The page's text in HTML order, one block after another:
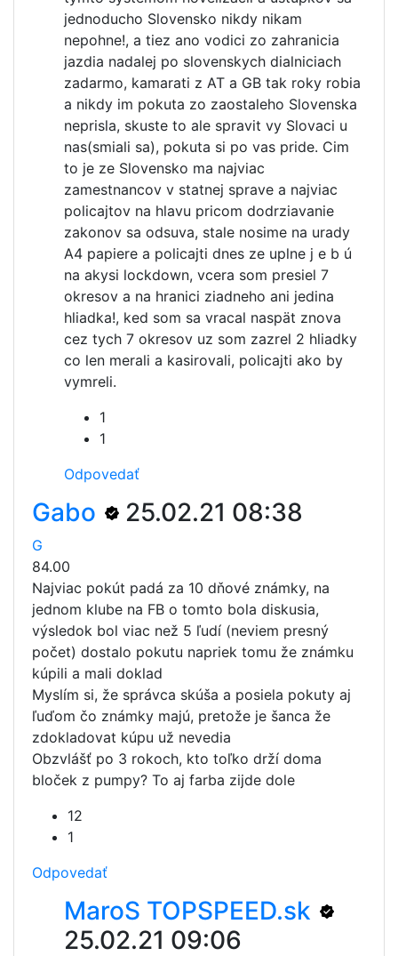
jednoducho Slovensko nikdy nikam
nepohne!, a tiez ano vodici zo zahranicia
jazdia nadalej po slovenskych dialniciach
zadarmo, kamarati z AT a GB tak roky robia
a nikdy im pokuta zo zaostaleho Slovenska
neprisla, skuste to ale spravit vy Slovaci u
nas(smiali sa), pokuta si po vas pride. Cim
to je ze Slovensko ma najviac
zamestnancov v statnej sprave a najviac
policajtov na hlavu pricom dodrziavanie
zakonov sa odsuva, stale nosime na urady
A4 papiere a policajti dnes ze uplne j e b ú
na akysi lockdown, vcera som presiel 7
okresov a na hranici ziadneho ani jedina
hliadka!, ked som sa vracal naspät znova
cez tych 7 okresov uz som zazrel 2 hliadky
co len merali a kasirovali, policajti ako by
vymreli.
1
1
Odpovedať
Gabo 25.02.21 08:38
G
84.00
Najviac pokút padá za 10 dňové známky, na
jednom klube na FB o tomto bola diskusia,
výsledok bol viac než 5 ľudí (neviem presný
počet) dostalo pokutu napriek tomu že známku
kúpili a mali doklad
Myslím si, že správca skúša a posiela pokuty aj
ľuďom čo známky majú, pretože je šanca že
zdokladovat kúpu už nevedia
Obzvlášť po 3 rokoch, kto toľko drží doma
bloček z pumpy? To aj farba zijde dole
12
1
Odpovedať
MaroS TOPSPEED.sk
25.02.21 09:06